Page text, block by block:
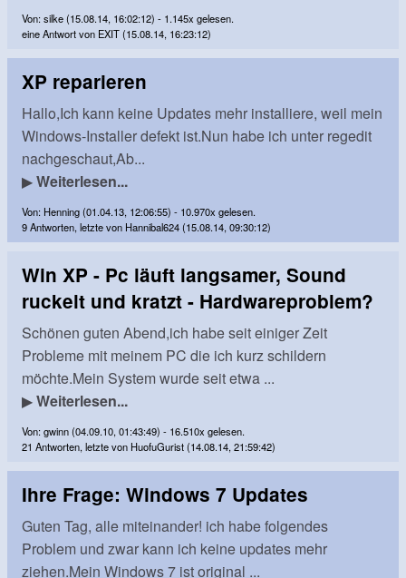
Von: silke (15.08.14, 16:02:12) - 1.145x gelesen.
eine Antwort von EXIT (15.08.14, 16:23:12)
XP reparieren
Hallo,Ich kann keine Updates mehr installiere, weil mein
Windows-Installer defekt ist.Nun habe ich unter regedit
nachgeschaut,Ab...
▶Weiterlesen...
Von: Henning (01.04.13, 12:06:55) - 10.970x gelesen.
9 Antworten, letzte von Hannibal624 (15.08.14, 09:30:12)
Win XP - Pc läuft langsamer, Sound
ruckelt und kratzt - Hardwareproblem?
Schönen guten Abend,ich habe seit einiger Zeit
Probleme mit meinem PC die ich kurz schildern
möchte.Mein System wurde seit etwa ...
▶Weiterlesen...
Von: gwinn (04.09.10, 01:43:49) - 16.510x gelesen.
21 Antworten, letzte von HuofuGurist (14.08.14, 21:59:42)
Ihre Frage: Windows 7 Updates
Guten Tag, alle miteinander! ich habe folgendes
Problem und zwar kann ich keine updates mehr
ziehen.Mein Windows 7 ist original ...